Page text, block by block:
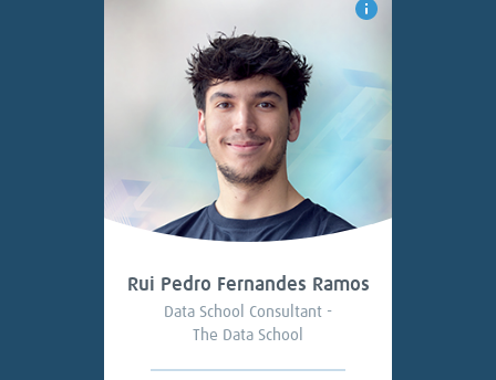
Rui Pedro Fernandes Ramos
Data School Consultant -
The Data School